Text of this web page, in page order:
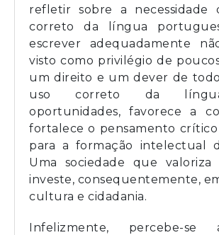
refletir sobre a necessidade
correto da língua
escrever adequadamente
visto como privilégio de
um direito e um dever de
uso correto da
oportunidades, favorece a
fortalece o pensamento
para a formação intelectual
Uma sociedade que
investe, consequentemente,
cultura e cidadania.
Infelizmente, percebe-se